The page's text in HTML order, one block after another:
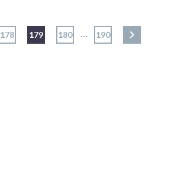
178 179 180 … 190